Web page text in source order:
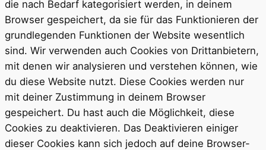
die nach Bedarf kategorisiert werden, in deinem
Browser gespeichert, da sie für das Funktionieren der
grundlegenden Funktionen der Website wesentlich
sind. Wir verwenden auch Cookies von Drittanbietern,
mit denen wir analysieren und verstehen können, wie
du diese Website nutzt. Diese Cookies werden nur
mit deiner Zustimmung in deinem Browser
gespeichert. Du hast auch die Möglichkeit, diese
Cookies zu deaktivieren. Das Deaktivieren einiger
dieser Cookies kann sich jedoch auf deine Browser-